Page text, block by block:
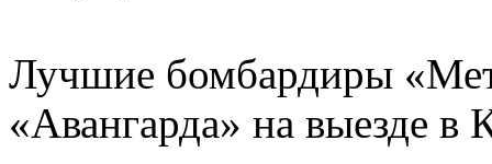
Лучшие бомбардиры
«Авангарда» на выезде